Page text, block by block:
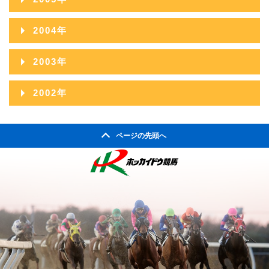
2014年01月
2013年02月
2013年01月
2012年03月
2012年02月
2012年01月
2011年05月
2011年03月
2011年02月
2010年06月
2010年05月
2010年03月
2010年01月
2009年07月
2009年06月
2009年05月
2009年03月
2008年09月
2008年08月
2008年07月
2008年06月
2008年05月
2008年01月
2007年10月
2007年09月
2007年08月
2007年07月
2007年02月
2007年01月
2006年11月
2006年10月
2006年09月
2006年08月
2006年03月
2006年02月
2005年12月
2005年11月
2005年10月
2005年09月
2005年08月
2005年07月
2005年04月
2005年03月
2004年
2004年12月
2004年11月
2004年10月
2004年06月
2004年05月
2004年04月
2003年
2003年12月
2003年07月
2003年06月
2003年05月
2002年
ページの先頭へ